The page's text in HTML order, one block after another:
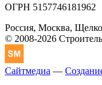
ОГРН 5157746181962
Россия, Москва,
© 2008-2026
Сайтмедиа —